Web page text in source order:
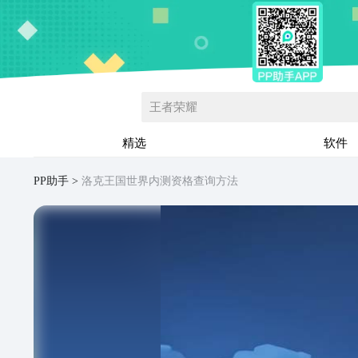
王者荣耀
精选 软件
PP助手 洛克王国世界内测资格查询方法